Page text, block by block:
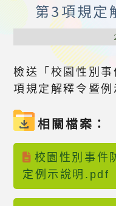
第3項規定
檢送「校園性別
項規定解釋令暨例
相關檔案：
校園性別事件
定例示說明.pdf